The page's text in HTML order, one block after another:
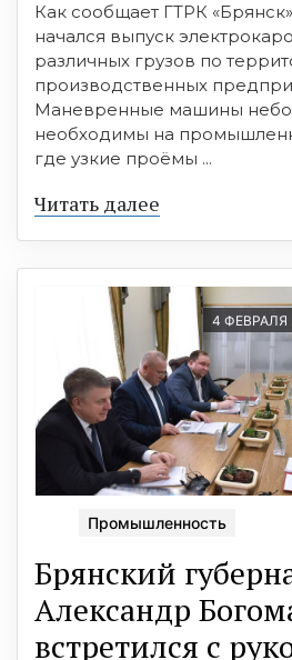
Как сообщает ГТРК
начался выпуск
различных грузов по
производственных
Маневренные машины
необходимы на
где узкие проёмы ...
Читать далее
4 ФЕВРАЛЯ
Промышленность
Брянский
Александр
встретился с